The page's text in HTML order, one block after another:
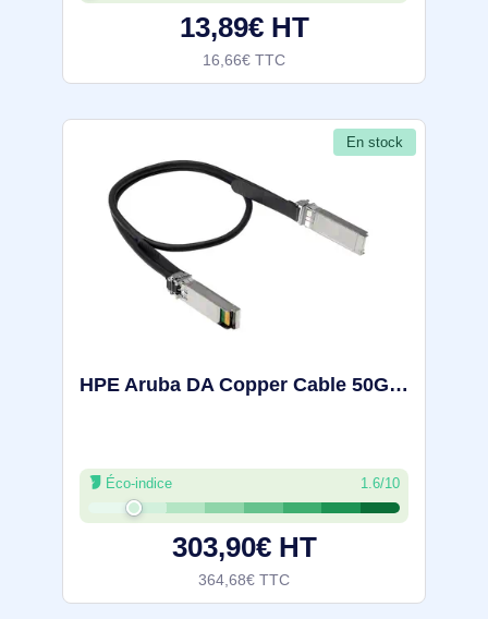
13,89€ HT
16,66€ TTC
En stock
HPE Aruba DA Copper Cable 50Gbit/s SFP56 to SFP56 0.65m - R0M46A
Éco-indice 1.6/10
303,90€ HT
364,68€ TTC